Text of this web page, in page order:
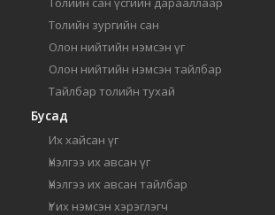
Толийн зургийн сан
Олон нийтийн нэмсэн үг
Олон нийтийн нэмсэн тайлбар
Тайлбар толийн тухай
Бусад
Их хайсан үг
Үнэлгээ их авсан үг
Үнэлгээ их авсан тайлбар
Үг их нэмсэн хэрэглэгч